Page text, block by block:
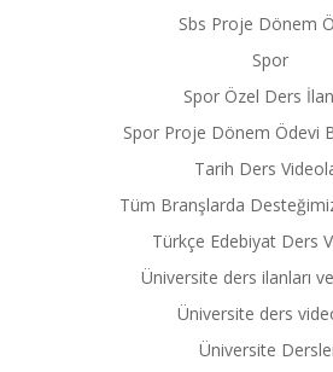
Sbs Proje Dönem
Spor
Spor Özel Ders
Spor Proje Dönem Ödevi
Tarih Ders
Tüm Branşlarda
Türkçe Edebiyat Ders
Üniversite ders ilanları
Üniversite ders
Üniversite